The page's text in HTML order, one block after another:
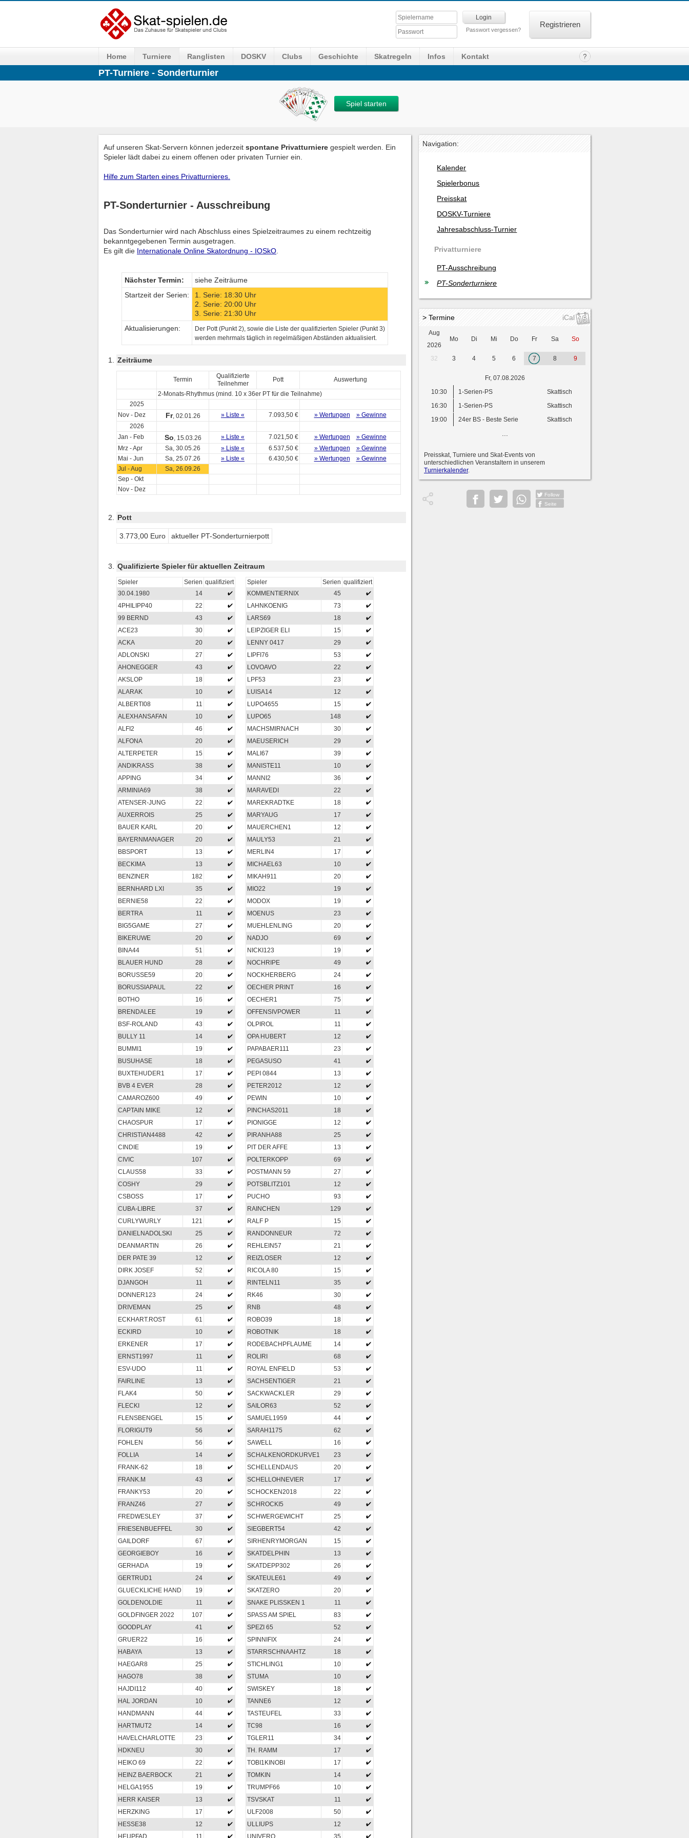
Passwort vergessen?
Registrieren
Home Turniere Ranglisten DOSKV Clubs Geschichte Skatregeln Infos Kontakt
PT-Turniere - Sonderturnier
Spiel starten
Auf unseren Skat-Servern können jederzeit spontane Privatturniere gespielt werden. Ein
Spieler lädt dabei zu einem offenen oder privaten Turnier ein.
Hilfe zum Starten eines Privatturnieres.
PT-Sonderturnier - Ausschreibung
Das Sonderturnier wird nach Abschluss eines Spielzeitraumes zu einem rechtzeitig
bekanntgegebenen Termin ausgetragen.
Es gilt die Internationale Online Skatordnung - IOSkO
Nächster Termin:
siehe Zeiträume
Startzeit der Serien:
1. Serie: 18:30 Uhr
2. Serie: 20:00 Uhr
3. Serie: 21:30 Uhr
Aktualisierungen:
Der Pott (Punkt 2), sowie die Liste der qualifizierten Spieler (Punkt 3)
werden mehrmals täglich in regelmäßigen Abständen aktualisiert.
Zeiträume
Termin
Qualifizierte
Teilnehmer
Pott
Auswertung
2-Monats-Rhythmus (mind. 10 x 36er PT für die Teilnahme)
2025
Nov - Dez
Fr, 02.01.26 » Liste « 7.093,50 € » Wertungen
» Gewinne
2026
Jan - Feb
So, 15.03.26 » Liste « 7.021,50 € » Wertungen
» Gewinne
Mrz - Apr
Sa, 30.05.26 » Liste « 6.537,50 € » Wertungen
» Gewinne
Mai - Jun
Sa, 25.07.26 » Liste « 6.430,50 € » Wertungen
» Gewinne
Jul - Aug
Sa, 26.09.26
Sep - Okt
Nov - Dez
Pott
3.773,00 Euro aktueller PT-Sonderturnierpott
Qualifizierte Spieler für aktuellen Zeitraum
Spieler Serien qualifiziert
30.04.1980
14
4PHILIPP40
22
99 BERND
43
ACE23
30
ACKA
20
ADLONSKI
27
AHONEGGER
43
AKSLOP
18
ALARAK
10
ALBERTI08
11
ALEXHANSAFAN
10
ALFI2
46
ALFONA
20
ALTERPETER
15
ANDIKRASS
38
APPING
34
ARMINIA69
38
ATENSER-JUNG
22
AUXERROIS
25
BAUER KARL
20
BAYERNMANAGER
20
BBSPORT
13
BECKIMA
13
BENZINER
182
BERNHARD LXI
35
BERNIE58
22
BERTRA
11
BIG5GAME
27
BIKERUWE
20
BINA44
51
BLAUER HUND
28
BORUSSE59
20
BORUSSIAPAUL
22
BOTHO
16
BRENDALEE
19
BSF-ROLAND
43
BULLY 11
14
BUMMI1
19
BUSUHASE
18
BUXTEHUDER1
17
BVB 4 EVER
28
CAMAROZ600
49
CAPTAIN MIKE
12
CHAOSPUR
17
CHRISTIAN4488
42
CINDIE
19
CIVIC
107
CLAUS58
33
COSHY
29
CSBOSS
17
CUBA-LIBRE
37
CURLYWURLY
121
DANIELNADOLSKI
25
DEANMARTIN
26
DER PATE 39
12
DIRK JOSEF
52
DJANGOH
11
DONNER123
24
DRIVEMAN
25
ECKHART.ROST
61
ECKIRD
10
ERKENER
17
ERNST1997
11
ESV-UDO
11
FAIRLINE
13
FLAK4
50
FLECKI
12
FLENSBENGEL
15
FLORIGUT9
56
FOHLEN
56
FOLLIA
14
FRANK-62
18
FRANK.M
43
FRANKY53
20
FRANZ46
27
FREDWESLEY
37
FRIESENBUEFFEL
30
GAILDORF
67
GEORGIEBOY
16
GERHADA
19
GERTRUD1
24
GLUECKLICHE HAND
19
GOLDENOLDIE
11
GOLDFINGER 2022
107
GOODPLAY
41
GRUER22
16
HABAYA
13
HAEGAR8
25
HAGO78
38
HAJDI112
40
HAL JORDAN
10
HANDMANN
44
HARTMUT2
14
HAVELCHARLOTTE
23
HDKNEU
30
HEIKO 69
22
HEINZ BAERBOCK
21
HELGA1955
19
HERR KAISER
13
HERZKING
17
HESSE38
12
HEUPFAD
11
Spieler Serien qualifiziert
KOMMENTIERNIX
45
LAHNKOENIG
73
LARS69
18
LEIPZIGER ELI
15
LENNY 0417
29
LIPFI76
53
LOVOAVO
22
LPF53
23
LUISA14
12
LUPO4655
15
LUPO65
148
MACHSMIRNACH
30
MAEUSERICH
29
MALI67
39
MANISTE11
10
MANNI2
36
MARAVEDI
22
MAREKRADTKE
18
MARYAUG
17
MAUERCHEN1
12
MAULY53
21
MERLIN4
17
MICHAEL63
10
MIKAH911
20
MIO22
19
MODOX
19
MOENUS
23
MUEHLENLING
20
NADJO
69
NICKI123
19
NOCHRIPE
49
NOCKHERBERG
24
OECHER PRINT
16
OECHER1
75
OFFENSIVPOWER
11
OLPIROL
11
OPA HUBERT
12
PAPABAER111
23
PEGASUSO
41
PEPI 0844
13
PETER2012
12
PEWIN
10
PINCHAS2011
18
PIONIGGE
12
PIRANHA88
25
PIT DER AFFE
13
POLTERKOPP
69
POSTMANN 59
27
POTSBLITZ101
12
PUCHO
93
RAINCHEN
129
RALF P
15
RANDONNEUR
72
REHLEIN57
21
REIZLOSER
12
RICOLA 80
15
RINTELN11
35
RK46
30
RNB
48
ROBO39
18
ROBOTNIK
18
RODEBACHPFLAUME
14
ROLIRI
68
ROYAL ENFIELD
53
SACHSENTIGER
21
SACKWACKLER
29
SAILOR63
52
SAMUEL1959
44
SARAH1175
62
SAWELL
16
SCHALKENORDKURVE1
23
SCHELLENDAUS
20
SCHELLOHNEVIER
17
SCHOCKEN2018
22
SCHROCKI5
49
SCHWERGEWICHT
25
SIEGBERT54
42
SIRHENRYMORGAN
15
SKATDELPHIN
13
SKATDEPP302
26
SKATEULE61
49
SKATZERO
20
SNAKE PLISSKEN 1
11
SPASS AM SPIEL
83
SPEZI 65
52
SPINNIFIX
24
STARRSCHNAAHTZ
18
STICHLING1
10
STUMA
10
SWISKEY
18
TANNE6
12
TASTEUFEL
33
TC98
16
TGLER11
34
TH. RAMM
17
TOBI1KINOBI
17
TOMKIN
14
TRUMPF66
10
TSVSKAT
11
ULF2008
50
ULLIUPS
12
UNIVERO
35
Navigation:
Kalender
Spielerbonus
Preisskat
DOSKV-Turniere
Jahresabschluss-Turnier
Privatturniere
PT-Ausschreibung
PT-Sonderturniere
> Termine iCal
Aug
2026
Mo Di Mi Do Fr Sa So
32 3 4 5 6 7 8 9
Fr, 07.08.2026
10:30
1-Serien-PS
Skattisch
16:30
1-Serien-PS
Skattisch
19:00
24er BS - Beste Serie Skattisch
Preisskat, Turniere und Skat-Events von
unterschiedlichen Veranstaltern in unserem
Turnierkalender.
Follow
Seite